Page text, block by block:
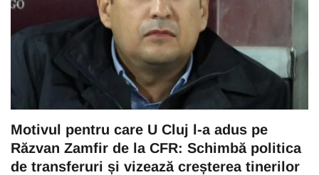
Motivul pentru care U Cluj l-a adus pe
Răzvan Zamfir de la CFR: Schimbă politica
de transferuri și vizează creșterea tinerilor